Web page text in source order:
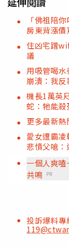
「佛祖陪
房東背漲
住凶宅蹭
議
用吸管喝
崩潰：我
機長1萬英
蛇：牠能殺
更多最新
愛女遭霸
悲憤父嗆：
一個人爽
共鳴 PR
投訴爆料專